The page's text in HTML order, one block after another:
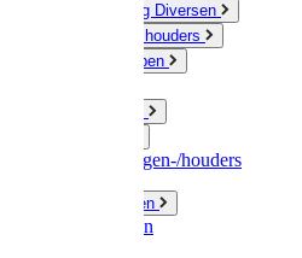
Besproeiing Diversen
Slangen & houders
Waterpompen
Slangenwagen-/houders
Olie / Vetten
Chemicalien